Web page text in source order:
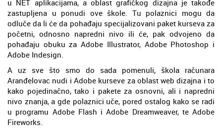
u NET aplikacijama, a oblast grafičkog dizajna je takođe
zastupljena u ponudi ove škole. Tu polaznici mogu da
odluče da li će da pohađaju specijalizovani paket kurseva za
početni, odnosno napredni nivo ili će, pak odvojeno da
pohađaju obuku za Adobe Illustrator, Adobe Photoshop i
Adobe Indesign.
A uz sve što smo do sada pomenuli, škola računara
Aranđelovac nudi i Adobe kurseve za oblast web dizajna i to
kako pojedinačno, tako i pakete za osnovni, ali i napredni
nivo znanja, a gde polaznici uče, pored ostalog kako se radi
u programu Adobe Flash i Adobe Dreamweaver, te Adobe
Fireworks.